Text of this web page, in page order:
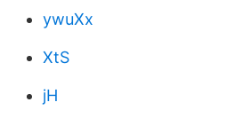
ywuXx
XtS
jH